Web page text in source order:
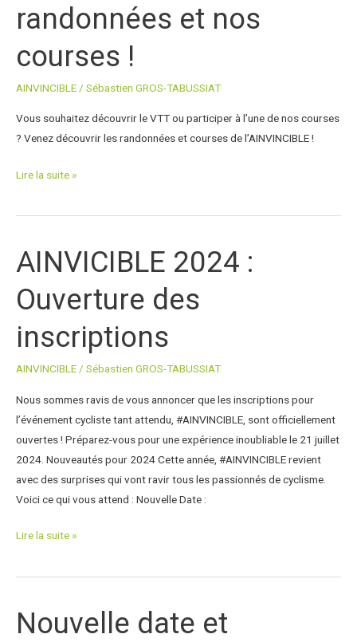
randonnées et nos
courses !
AINVINCIBLE / Sébastien GROS-TABUSSIAT
Vous souhaitez découvrir le VTT ou participer à l’une de nos courses
? Venez découvrir les randonnées et courses de l’AINVINCIBLE !
randonnées
et
nos
courses
!
Lire la suite »
AINVICIBLE 2024 :
Ouverture des
inscriptions
AINVINCIBLE/ Sébastien GROS-TABUSSIAT
Nous sommes ravis de vous annoncer que les inscriptions pour
l’événement cycliste tant attendu, #AINVINCIBLE, sont officiellement
ouvertes ! Préparez-vous pour une expérience inoubliable le 21 juillet
2024. Nouveautés pour 2024 Cette année, #AINVINCIBLE revient
avec des surprises qui vont ravir tous les passionnés de cyclisme.
Voici ce qui vous attend : Nouvelle Date :
AINVICIBLE
2024
Ouverture
des
Lire la suite »
Nouvelle date et
Nouvelle
date